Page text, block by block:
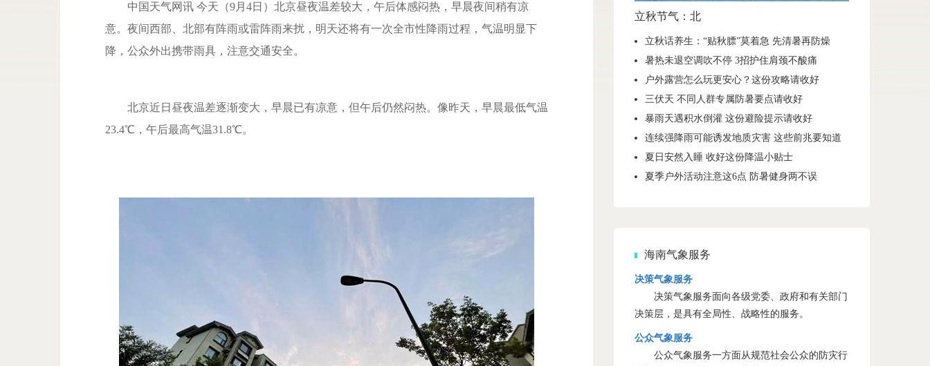
中国天气网讯 今天（9月4日）北京昼夜温差较大，午后体感闷热，早晨夜间稍有凉
意。夜间西部、北部有阵雨或雷阵雨来扰，明天还将有一次全市性降雨过程，气温明显下
降，公众外出携带雨具，注意交通安全。
北京近日昼夜温差逐渐变大，早晨已有凉意，但午后仍然闷热。像昨天，早晨最低气温
23.4℃，午后最高气温31.8℃。
立秋节气：北
立秋话养生：“贴秋膘”莫着急 先清暑再防燥
暑热未退空调吹不停 3招护住肩颈不酸痛
户外露营怎么玩更安心？这份攻略请收好
三伏天 不同人群专属防暑要点请收好
暴雨天遇积水倒灌 这份避险提示请收好
连续强降雨可能诱发地质灾害 这些前兆要知道
夏日安然入睡 收好这份降温小贴士
夏季户外活动注意这6点 防暑健身两不误
海南气象服务
决策气象服务
决策气象服务面向各级党委、政府和有关部门
决策层，是具有全局性、战略性的服务。
公众气象服务
公众气象服务一方面从规范社会公众的防灾行